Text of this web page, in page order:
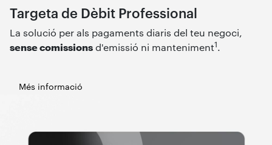
Targeta de Dèbit Professional
La solució per als pagaments diaris del teu negoci,
sense comissions d'emissió ni manteniment1.
Més informació